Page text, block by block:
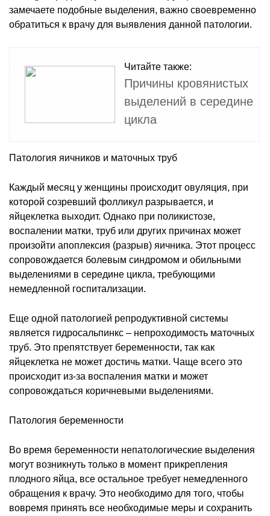
замечаете подобные выделения, важно своевременно
обратиться к врачу для выявления данной патологии.
Читайте также:
Причины кровянистых
выделений в середине
цикла
Патология яичников и маточных труб
Каждый месяц у женщины происходит овуляция, при
которой созревший фолликул разрывается, и
яйцеклетка выходит. Однако при поликистозе,
воспалении матки, труб или других причинах может
произойти апоплексия (разрыв) яичника. Этот процесс
сопровождается болевым синдромом и обильными
выделениями в середине цикла, требующими
немедленной госпитализации.
Еще одной патологией репродуктивной системы
является гидросальпинкс – непроходимость маточных
труб. Это препятствует беременности, так как
яйцеклетка не может достичь матки. Чаще всего это
происходит из-за воспаления матки и может
сопровождаться коричневыми выделениями.
Патология беременности
Во время беременности непатологические выделения
могут возникнуть только в момент прикрепления
плодного яйца, все остальное требует немедленного
обращения к врачу. Это необходимо для того, чтобы
вовремя принять все необходимые меры и сохранить